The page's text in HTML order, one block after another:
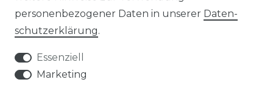
Widerrufs­recht
personenbezogener Daten in unserer Daten­
schutz­erklärung.
Essenziell
Marketing